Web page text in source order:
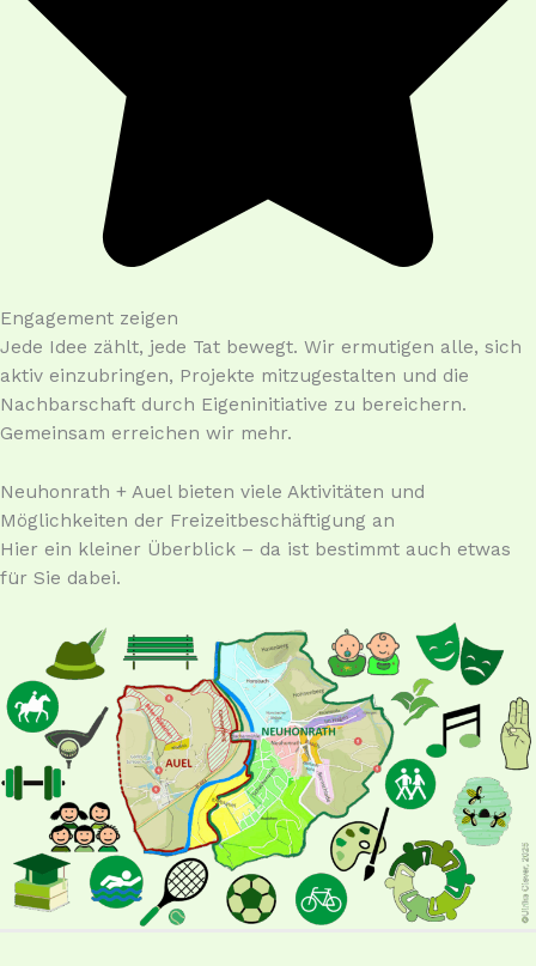
Engagement zeigen
Jede Idee zählt, jede Tat bewegt. Wir ermutigen alle, sich
aktiv einzubringen, Projekte mitzugestalten und die
Nachbarschaft durch Eigeninitiative zu bereichern.
Gemeinsam erreichen wir mehr.
Neuhonrath + Auel bieten viele Aktivitäten und
Möglichkeiten der Freizeitbeschäftigung an
Hier ein kleiner Überblick – da ist bestimmt auch etwas
für Sie dabei.